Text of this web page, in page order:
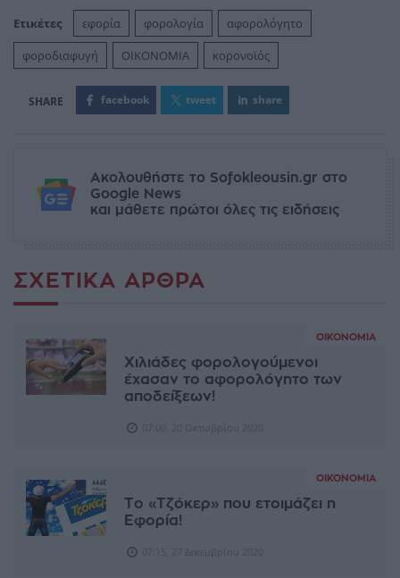
Ετικέτες εφορία φορολογία
αφορολόγητο
φοροδιαφυγή
ΟΙΚΟΝΟΜΙΑ κορονoϊός
facebook tweet share
Ακολουθήστε το Sofokleousin.gr στο
Google News
και μάθετε πρώτοι όλες τις ειδήσεις
ΣΧΕΤΙΚΆ ΆΡΘΡΑ
ΟΙΚΟΝΟΜΊΑ
Χιλιάδες φορολογούμενοι
έχασαν το αφορολόγητο των
αποδείξεων!
ΟΙΚΟΝΟΜΊΑ
Το «Τζόκερ» που ετοιμάζει η
Εφορία!